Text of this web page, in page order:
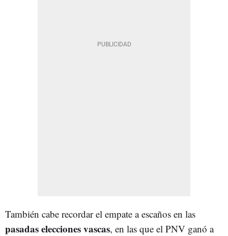
También cabe recordar el empate a escaños en las
pasadas elecciones vascas, en las que el PNV ganó a